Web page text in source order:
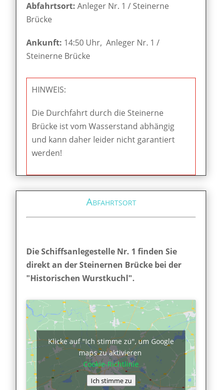
Abfahrtsort:Anleger Nr. 1 / Steinerne
Brücke
Ankunft: 14:50 Uhr, Anleger Nr. 1 /
Steinerne Brücke
HINWEIS:
Die Durchfahrt durch die Steinerne
Brücke ist vom Wasserstand abhängig
und kann daher leider nicht garantiert
werden!
Abfahrtsort
Die Schiffsanlegestelle Nr. 1 finden Sie
direkt an der Steinernen Brücke bei der
"Historischen Wurstkuchl".
Klicke auf "Ich stimme zu", um Google
maps zu aktivieren
Cookie-Richtlinie
Ich stimme zu